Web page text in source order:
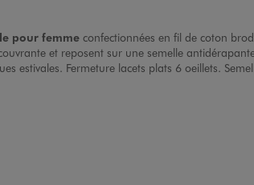
pour femme confectionnées en fil de coton
et reposent sur une semelle
estivales. Fermeture lacets plats 6 oeillets.